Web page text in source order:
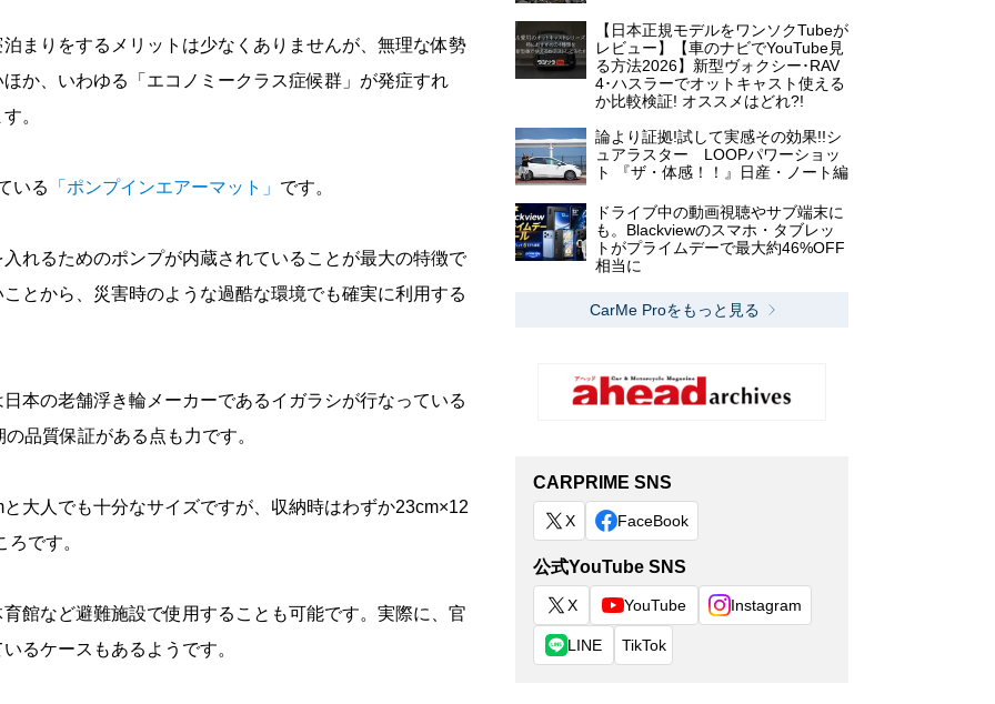
まりをするメリットは少なくありませんが、無理な体勢
か、いわゆる「エコノミークラス症候群」が発症すれ
。
いる 「ポンプインエアーマット」 です。
れるためのポンプが内蔵されていることが最大の特徴で
とから、災害時のような過酷な環境でも確実に利用する
本の老舗浮き輪メーカーであるイガラシが行なっている
品質保証がある点も力です。
大人でも十分なサイズですが、収納時はわずか23cm×12
です。
育館など避難施設で使用することも可能です。実際に、官
るケースもあるようです。
【日本正規モデルをワンソクTubeが
レビュー】【車のナビでYouTube見
る方法2026】新型ヴォクシー･RAV
4･ハスラーでオットキャスト使える
か比較検証! オススメはどれ?!
論より証拠!試して実感その効果!!シ
ュアラスター LOOPパワーショッ
ト 『ザ・体感！！』日産・ノート編
ドライブ中の動画視聴やサブ端末に
も。Blackviewのスマホ・タブレッ
トがプライムデーで最大約46%OFF
相当に
CarMe Proをもっと見る
CARPRIME SNS
X FaceBook
公式YouTube SNS
X YouTube Instagram
LINE TikTok